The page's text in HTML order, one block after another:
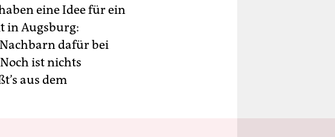
eine Idee für ein
in Augsburg:
dafür bei
ist nichts
aus dem